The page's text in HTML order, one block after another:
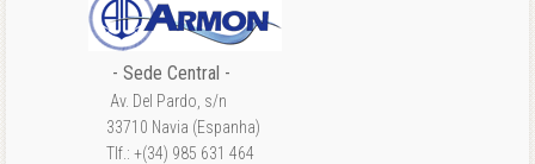
- Sede Central -
Av. Del Pardo, s/n
33710 Navia (Espanha)
Tlf.: +(34) 985 631 464